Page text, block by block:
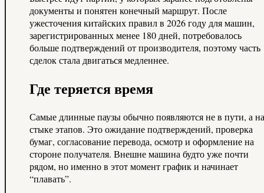
документы и понятен конечный маршрут. После
ужесточения китайских правил в 2026 году для машин,
зарегистрированных менее 180 дней, потребовалось
больше подтверждений от производителя, поэтому часть
сделок стала двигаться медленнее.
Где теряется время
Самые длинные паузы обычно появляются не в пути, а на
стыке этапов. Это ожидание подтверждений, проверка
бумаг, согласование перевода, осмотр и оформление на
стороне получателя. Внешне машина будто уже почти
рядом, но именно в этот момент график и начинает
“плавать”.